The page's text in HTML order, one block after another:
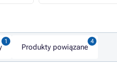
Produkty powiązane